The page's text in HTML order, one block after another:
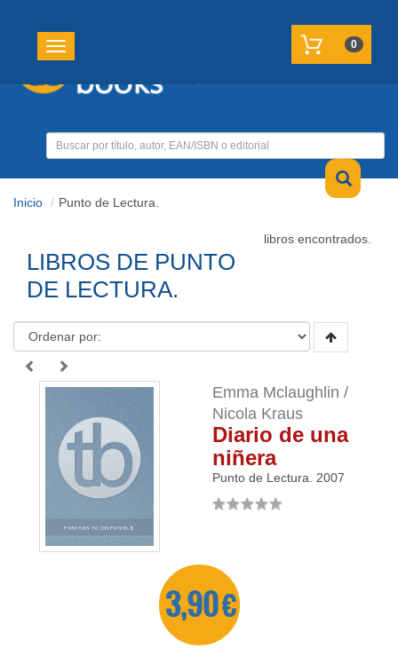
Toggle navigation 0
Inicio Punto de Lectura.
libros encontrados.
LIBROS DE PUNTO
DE LECTURA.
Emma Mclaughlin /
Nicola Kraus
Diario de una
niñera
Punto de Lectura. 2007
3,90 €